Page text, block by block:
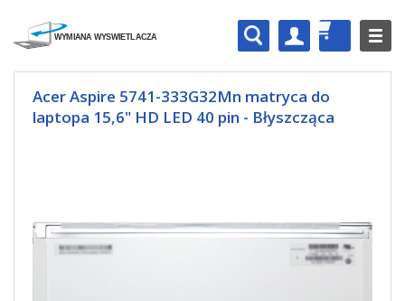
Acer Aspire 5741-333G32Mn matryca do
laptopa 15,6" HD LED 40 pin - Błyszcząca